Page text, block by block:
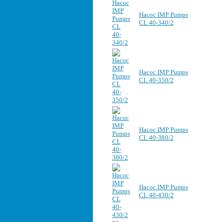
Насос IMP Pumps
CL 40-340/2
Насос IMP Pumps
CL 40-350/2
Насос IMP Pumps
CL 40-380/2
Насос IMP Pumps
CL 40-430/2